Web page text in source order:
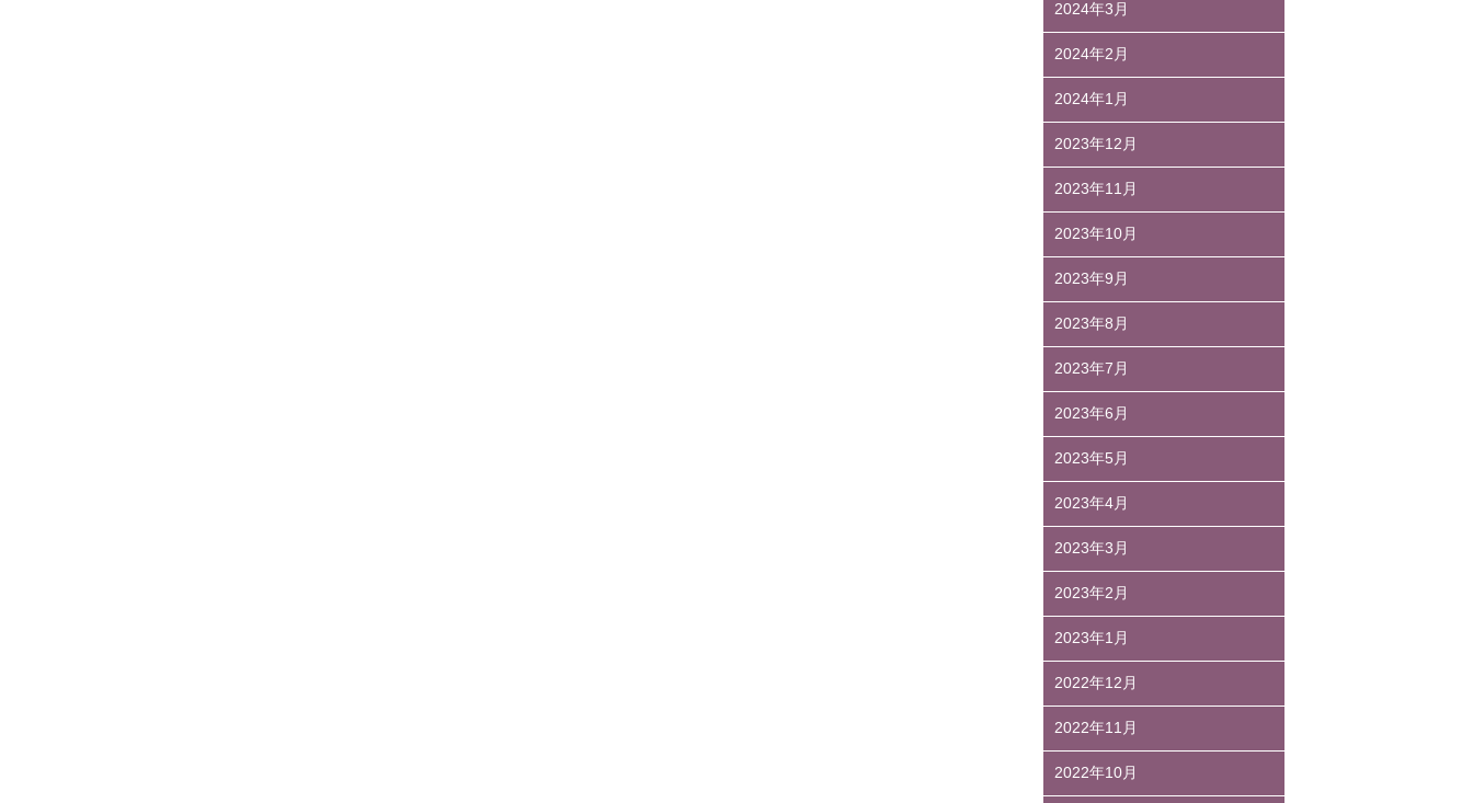
2024年3月
2024年2月
2024年1月
2023年12月
2023年11月
2023年10月
2023年9月
2023年8月
2023年7月
2023年6月
2023年5月
2023年4月
2023年3月
2023年2月
2023年1月
2022年12月
2022年11月
2022年10月